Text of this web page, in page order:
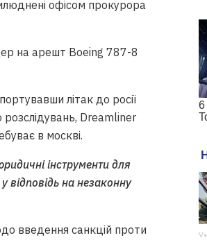
офісом прокурора
на арешт Boeing 787-8
літак до росії
розслідувань, Dreamliner
в москві.
інструменти для
відповідь на незаконну
введення санкцій проти